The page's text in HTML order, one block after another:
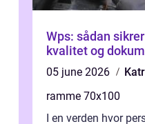
Wps: sådan
kvalitet og
05 june 2026
ramme 70x100
I en verden hvor